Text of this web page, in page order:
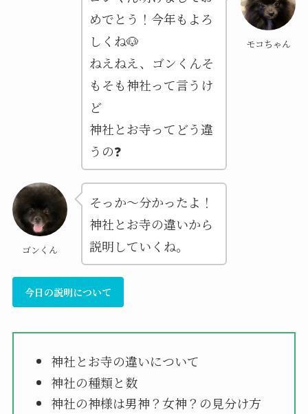
モコちゃん
めでとう！今年もよろ
しくね🐶
ねえねえ、ゴンくんそ
もそも神社って言うけ
ど
神社とお寺ってどう違
うの❓
ゴンくん
そっか～分かったよ！
神社とお寺の違いから
説明していくね。
今日の説明について
神社とお寺の違いについて
神社の種類と数
神社の神様は男神？女神？の見分け方